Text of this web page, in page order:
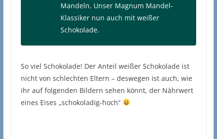
Mandeln. Unser Magnum Mandel-
Klassiker nun auch mit weißer
Schokolade.
So viel Schokolade! Der Anteil weißer Schokolade ist
nicht von schlechten Eltern – deswegen ist auch, wie
ihr auf folgenden Bildern sehen könnt, der Nährwert
eines Eises „schokoladig-hoch“